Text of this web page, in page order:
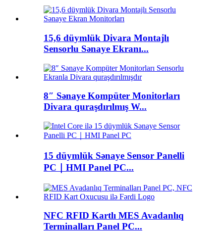
15,6 düymlük Divara Montajlı
Sensorlu Sənaye Ekranı...
8″ Sənaye Kompüter Monitorları
Divara quraşdırılmış W...
15 düymlük Sənaye Sensor Panelli
PC｜HMI Panel PC...
NFC RFID Kartlı MES Avadanlıq
Terminalları Panel PC...